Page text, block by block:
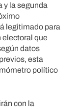
y la segunda
legitimado para
electoral que
datos
esta
político
con la